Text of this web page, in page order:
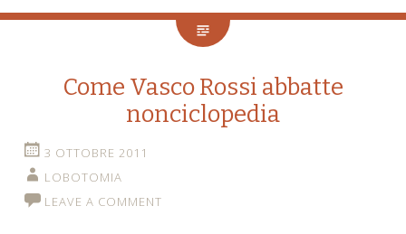
Come Vasco Rossi abbatte
nonciclopedia
3 OTTOBRE 2011
LOBOTOMIA
LEAVE A COMMENT